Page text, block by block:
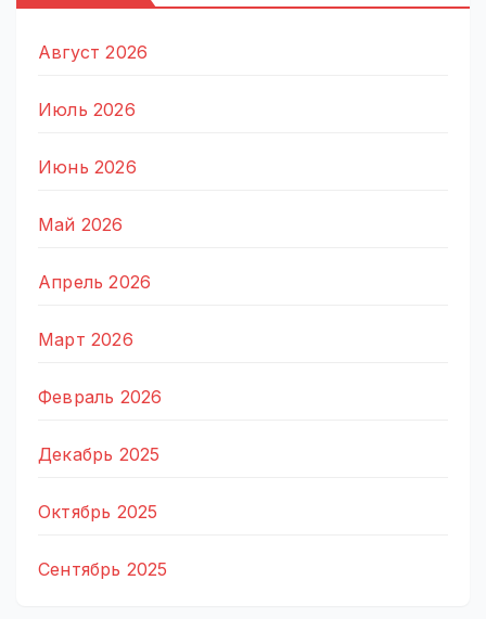
Август 2026
Июль 2026
Июнь 2026
Май 2026
Апрель 2026
Март 2026
Февраль 2026
Декабрь 2025
Октябрь 2025
Сентябрь 2025